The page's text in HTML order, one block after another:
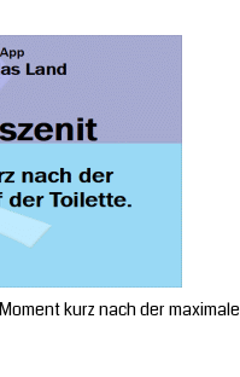
kurz nach der